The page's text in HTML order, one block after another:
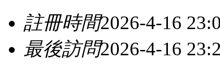
註冊時間2026-4-16
最後訪問2026-4-16